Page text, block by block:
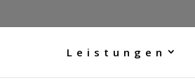
Leistungen